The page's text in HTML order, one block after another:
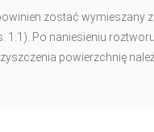
zostać wymieszany
1:1). Po naniesieniu
powierzchnię